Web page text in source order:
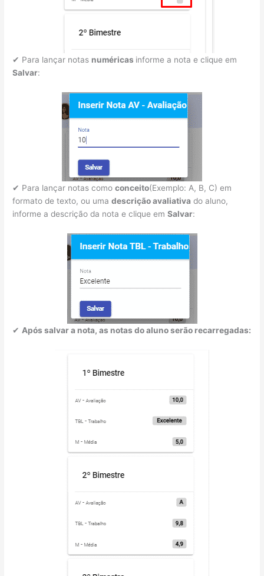
✔ Para lançar notas numéricas informe a nota e clique em
Salvar:
✔ Para lançar notas comoconceito(Exemplo: A, B, C) em
formato de texto, ou umadescrição avaliativa do aluno,
informe a descrição da nota e clique emSalvar:
✔ Após salvar a nota, as notas do aluno serão recarregadas: